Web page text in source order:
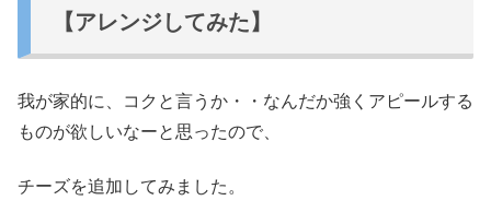
【アレンジしてみた】
我が家的に、コクと言うか・・なんだか強くアピールする
ものが欲しいなーと思ったので、
チーズを追加してみました。